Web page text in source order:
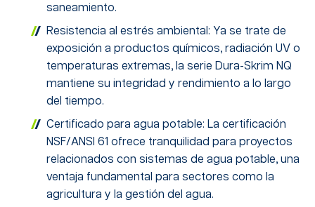
saneamiento.
Resistencia al estrés ambiental: Ya se trate de
exposición a productos químicos, radiación UV o
temperaturas extremas, la serie Dura-Skrim NQ
mantiene su integridad y rendimiento a lo largo
del tiempo.
Certificado para agua potable: La certificación
NSF/ANSI 61 ofrece tranquilidad para proyectos
relacionados con sistemas de agua potable, una
ventaja fundamental para sectores como la
agricultura y la gestión del agua.